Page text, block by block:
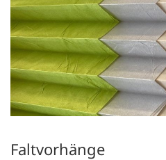
Faltvorhänge